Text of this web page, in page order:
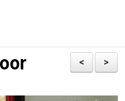
>
<